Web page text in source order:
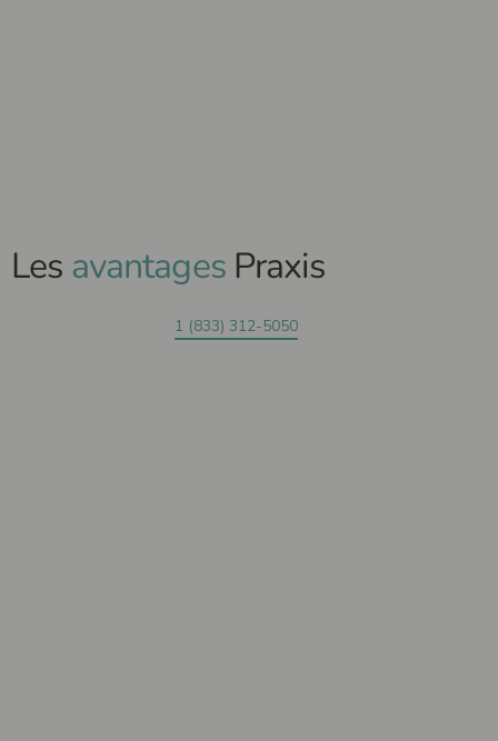
Les avantages Praxis
1 (833) 312-5050